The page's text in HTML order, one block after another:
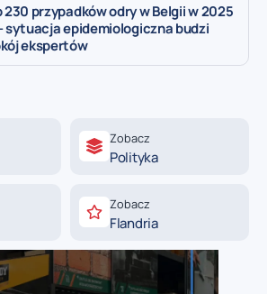
230 przypadków odry w Belgii w 2025
sytuacja epidemiologiczna budzi
ekspertów
Zobacz
Polityka
Zobacz
Flandria